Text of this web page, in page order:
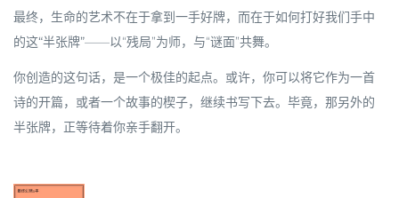
最终， 生命的艺术不在于拿到一手好牌，而在于如何打好我们手中
的这“半张牌”——以“残局”为师，与“谜面”共舞。
你创造的这句话，是一个极佳的起点。或许，你可以将它作为一首
诗的开篇，或者一个故事的楔子，继续书写下去。毕竟，那另外的
半张牌，正等待着你亲手翻开。